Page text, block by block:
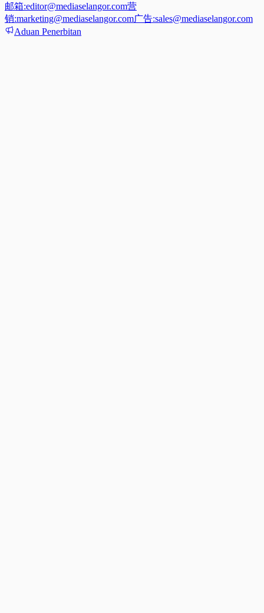
邮箱:editor@mediaselangor.com营
销:marketing@mediaselangor.com广告:sales@mediaselangor.com
Aduan Penerbitan